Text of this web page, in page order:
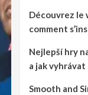
Découvrez le
comment
Nejlepší hry
a jak vyhrávat
Smooth and